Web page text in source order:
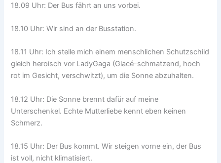
18.09 Uhr: Der Bus fährt an uns vorbei.
18.10 Uhr: Wir sind an der Busstation.
18.11 Uhr: Ich stelle mich einem menschlichen Schutzschild
gleich heroisch vor LadyGaga (Glacé-schmatzend, hoch
rot im Gesicht, verschwitzt), um die Sonne abzuhalten.
18.12 Uhr: Die Sonne brennt dafür auf meine
Unterschenkel. Echte Mutterliebe kennt eben keinen
Schmerz.
18.15 Uhr: Der Bus kommt. Wir steigen vorne ein, der Bus
ist voll, nicht klimatisiert.